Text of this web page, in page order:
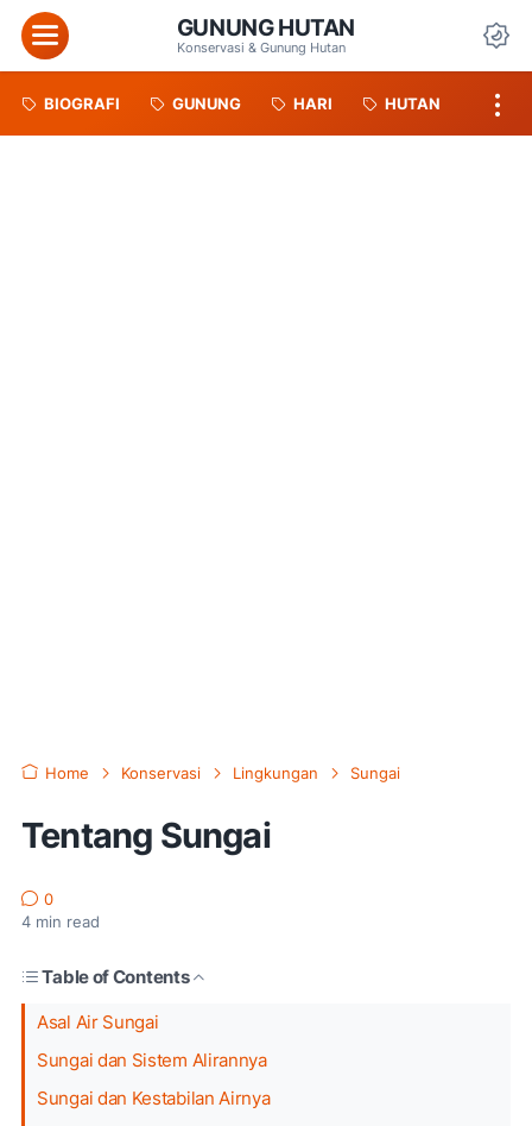
Menu GUNUNG HUTAN
Konservasi & Gunung Hutan
BIOGRAFI GUNUNG HARI HUTAN
Home Konservasi Lingkungan Sungai
Tentang Sungai
0
4 min read
Table of Contents
Asal Air Sungai
Sungai dan Sistem Alirannya
Sungai dan Kestabilan Airnya